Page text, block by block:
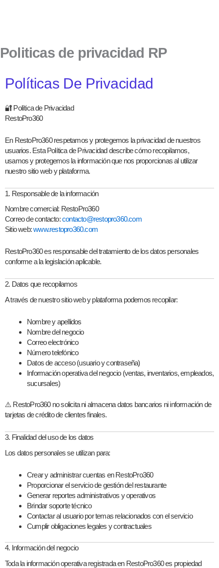
Politicas de privacidad RP
Políticas De Privacidad
🔐 Política de Privacidad
RestoPro360
En RestoPro360 respetamos y protegemos la privacidad de nuestros
usuarios. Esta Política de Privacidad describe cómo recopilamos,
usamos y protegemos la información que nos proporcionas al utilizar
nuestro sitio web y plataforma.
1. Responsable de la información
Nombre comercial: RestoPro360
Correo de contacto:contacto@restopro360.com
Sitio web:www.restopro360.com
RestoPro360 es responsable del tratamiento de los datos personales
conforme a la legislación aplicable.
2. Datos que recopilamos
A través de nuestro sitio web y plataforma podemos recopilar:
Nombre y apellidos
Nombre del negocio
Correo electrónico
Número telefónico
Datos de acceso (usuario y contraseña)
Información operativa del negocio (ventas, inventarios, empleados,
sucursales)
⚠️ RestoPro360 no solicita ni almacena datos bancarios ni información de
tarjetas de crédito de clientes finales.
3. Finalidad del uso de los datos
Los datos personales se utilizan para:
Crear y administrar cuentas en RestoPro360
Proporcionar el servicio de gestión del restaurante
Generar reportes administrativos y operativos
Brindar soporte técnico
Contactar al usuario por temas relacionados con el servicio
Cumplir obligaciones legales y contractuales
4. Información del negocio
Toda la información operativa registrada en RestoPro360 es propiedad